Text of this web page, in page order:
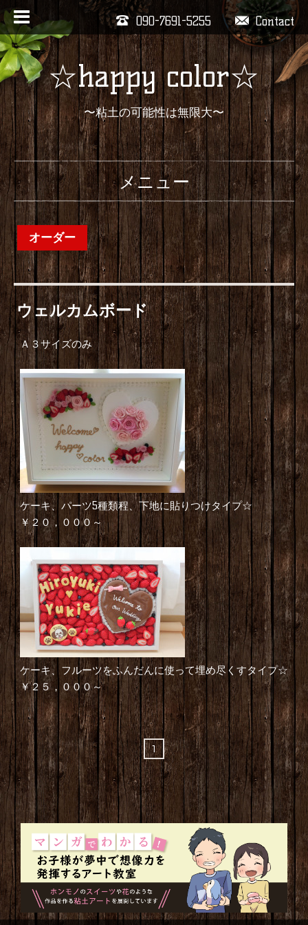
Contact
090-7691-5255
☆happy color☆
〜粘土の可能性は無限大〜
メニュー
オーダー
ウェルカムボード
Ａ３サイズのみ
ケーキ、パーツ5種類程、下地に貼りつけタイプ☆
￥２０，０００～
ケーキ、フルーツをふんだんに使って埋め尽くすタイプ☆
￥２５，０００～
1